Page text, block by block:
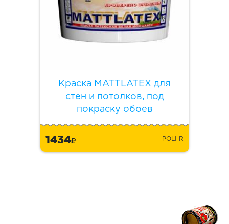
Краска MATTLATEX для
стен и потолков, под
покраску обоев
1434 POLI-R